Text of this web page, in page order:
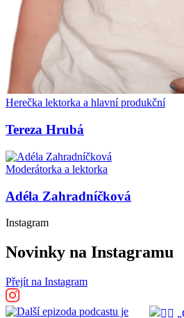
Herečka lektorka a hlavní produkční
Tereza Hrubá
Moderátorka a lektorka
Adéla Zahradníčková
Instagram
Novinky na Instagramu
Přejít na Instagram